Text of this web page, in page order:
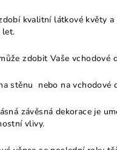
kvalitní látkové květy
let.
zdobit Vaše vchodové
stěnu nebo na vchodové
závěsná dekorace je
vlivy.